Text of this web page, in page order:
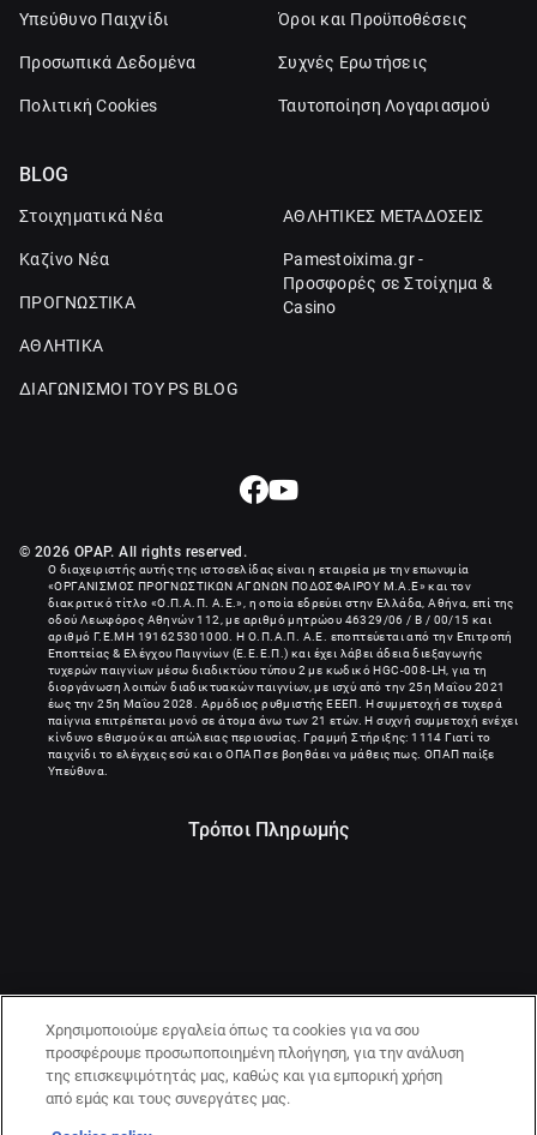
Υπεύθυνο Παιχνίδι
Προσωπικά Δεδομένα
Πολιτική Cookies
Όροι και Προϋποθέσεις
Συχνές Ερωτήσεις
Ταυτοποίηση Λογαριασμού
BLOG
Στοιχηματικά Νέα
Καζίνο Νέα
ΠΡΟΓΝΩΣΤΙΚΑ
ΑΘΛΗΤΙΚΑ
ΔΙΑΓΩΝΙΣΜΟΙ ΤΟΥ PS BLOG
ΑΘΛΗΤΙΚΕΣ ΜΕΤΑΔΟΣΕΙΣ
Pamestoixima.gr -
Προσφορές σε Στοίχημα &
Casino
© 2026 OPAP. All rights reserved.
Ο διαχειριστής αυτής της ιστοσελίδας είναι η εταιρεία με την επωνυμία
«ΟΡΓΑΝΙΣΜΟΣ ΠΡΟΓΝΩΣΤΙΚΩΝ ΑΓΩΝΩΝ ΠΟΔΟΣΦΑΙΡΟΥ Μ.Α.Ε» και τον
διακριτικό τίτλο «Ο.Π.Α.Π. Α.Ε.», η οποία εδρεύει στην Ελλάδα, Αθήνα, επί της
οδού Λεωφόρος Αθηνών 112, με αριθμό μητρώου 46329/06 / B / 00/15 και
αριθμό Γ.Ε.ΜΗ 191625301000
. Η Ο.Π.Α.Π. Α.Ε. εποπτεύεται από την Επιτροπή
Εποπτείας & Ελέγχου Παιγνίων (Ε.Ε.Ε.Π.) και έχει λάβει άδεια διεξαγωγής
τυχερών παιγνίων μέσω διαδικτύου τύπου 2 με κωδικό HGC-008-LH, για τη
διοργάνωση λοιπών διαδικτυακών παιγνίων, με ισχύ από την 25η Μαΐου 2021
έως την 25η Μαΐου 2028. Αρμόδιος ρυθμιστής ΕΕΕΠ. Η συμμετοχή σε τυχερά
παίγνια επιτρέπεται μονό σε άτομα άνω των 21 ετών. Η συχνή συμμετοχή ενέχει
κίνδυνο εθισμού και απώλειας περιουσίας. Γραμμή Στήριξης: 1114 Γιατί το
παιχνίδι το ελέγχεις εσύ και ο ΟΠΑΠ σε βοηθάει να μάθεις πως. ΟΠΑΠ παίξε
Υπεύθυνα.
Τρόποι Πληρωμής
Χρησιμοποιούμε εργαλεία όπως τα cookies για να σου
προσφέρουμε προσωποποιημένη πλοήγηση, για την ανάλυση
της επισκεψιμότητάς μας, καθώς και για εμπορική χρήση
από εμάς και τους συνεργάτες μας.